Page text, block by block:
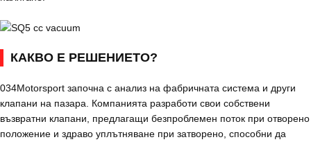
КАКВО Е РЕШЕНИЕТО?
034Motorsport започна с анализ на фабричната система и други
клапани на пазара. Компанията разработи свои собствени
възвратни клапани, предлагащи безпроблемен поток при отворено
положение и здраво уплътняване при затворено, способни да